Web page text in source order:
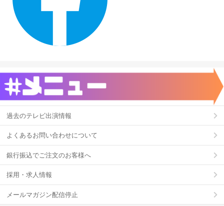
過去のテレビ出演情報
よくあるお問い合わせについて
銀行振込でご注文のお客様へ
採用・求人情報
メールマガジン配信停止